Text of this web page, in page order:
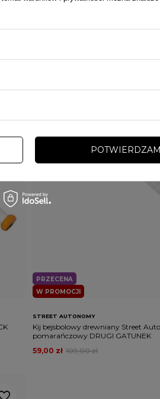
W PROMOCJI
PRZECENA
STREET AUTONOMY
Kij bejsbolowy drewniany Street
pomarańczowy DRUGI GATUNEK
109,00 zł
59,00 zł